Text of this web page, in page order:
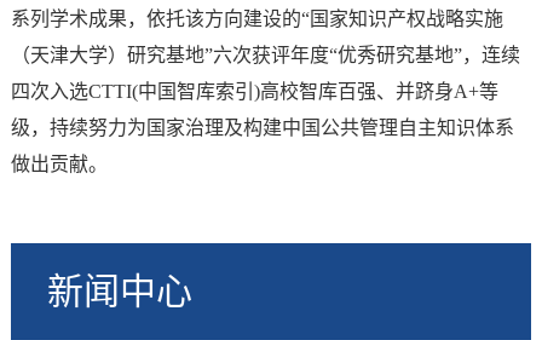
系列学术成果，依托该方向建设的“国家知识产权战略实施
（天津大学）研究基地”六次获评年度“优秀研究基地”，连续
四次入选CTTI(中国智库索引)高校智库百强、并跻身A+等
级，持续努力为国家治理及构建中国公共管理自主知识体系
做出贡献。
新闻中心